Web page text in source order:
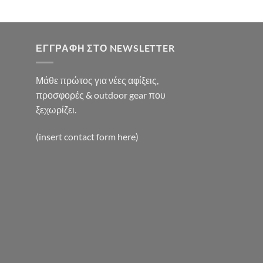
ΕΓΓΡΑΦΉ ΣΤΟ NEWSLETTER
Μάθε πρώτος για νέες αφίξεις,
προσφορές & outdoor gear που
ξεχωρίζει.
(insert contact form here)